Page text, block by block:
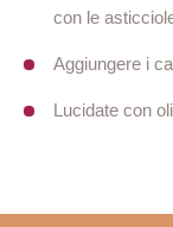
con le
Aggiungere i
Lucidate con